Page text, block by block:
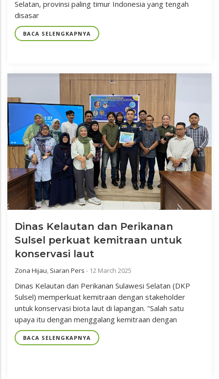
Selatan, provinsi paling timur Indonesia yang tengah
disasar
BACA SELENGKAPNYA
Dinas Kelautan dan Perikanan
Sulsel perkuat kemitraan untuk
konservasi laut
Zona Hijau, Siaran Pers - 12 March 2025
Dinas Kelautan dan Perikanan Sulawesi Selatan (DKP
Sulsel) memperkuat kemitraan dengan stakeholder
untuk konservasi biota laut di lapangan. "Salah satu
upaya itu dengan menggalang kemitraan dengan
BACA SELENGKAPNYA